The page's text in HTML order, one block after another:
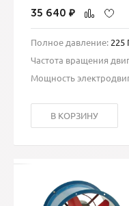
35 640 ₽
Полное давление: 225
Частота вращения
Мощность
В КОРЗИНУ